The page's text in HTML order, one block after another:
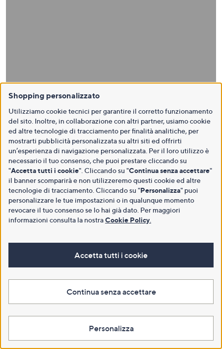
Shopping personalizzato
Utilizziamo cookie tecnici per garantire il corretto funzionamento
del sito. Inoltre, in collaborazione con altri partner, usiamo cookie
ed altre tecnologie di tracciamento per finalità analitiche, per
mostrarti pubblicità personalizzata su altri siti ed offrirti
un’esperienza di navigazione personalizzata. Per il loro utilizzo è
necessario il tuo consenso, che puoi prestare cliccando su
"Accetta tutti i cookie". Cliccando su "Continua senza accettare"
il banner scomparirà e non utilizzeremo questi cookie ed altre
tecnologie di tracciamento. Cliccando su "Personalizza" puoi
personalizzare le tue impostazioni o in qualunque momento
revocare il tuo consenso se lo hai già dato. Per maggiori
informazioni consulta la nostraCookie Policy
Accetta tutti i cookie
Continua senza accettare
Personalizza